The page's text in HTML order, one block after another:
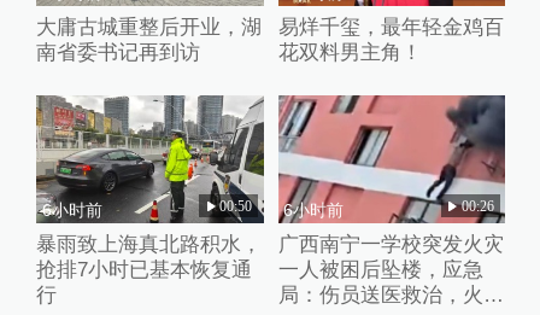
大庸古城重整后开业，湖
南省委书记再到访
易烊千玺，最年轻金鸡百
花双料男主角！
6小时前 00:50
暴雨致上海真北路积水，
抢排7小时已基本恢复通
行
6小时前 00:26
广西南宁一学校突发火灾
一人被困后坠楼，应急
局：伤员送医救治，火灾